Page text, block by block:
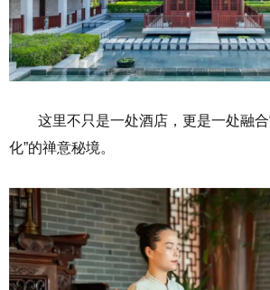
这里不只是一处酒店，更是一处融
化”的禅意秘境。